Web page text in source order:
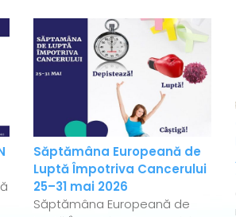
Săptămâna Europeană de
Luptă Împotriva Cancerului
25–31 mai 2026
Săptămâna Europeană de